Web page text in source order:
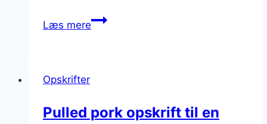
Læs merePulled
festlig
Opskrifter
Pulled pork opskrift til en